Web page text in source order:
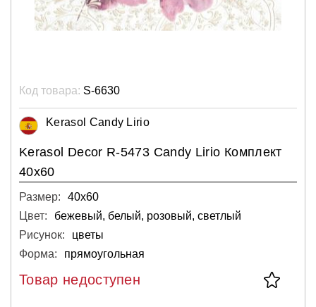
Код товара: S-6630
Kerasol Candy Lirio
Kerasol Decor R-5473 Candy Lirio Комплект
40x60
Размер:
40х60
Цвет:
бежевый, белый, розовый, светлый
Рисунок:
цветы
Форма:
прямоугольная
Товар недоступен